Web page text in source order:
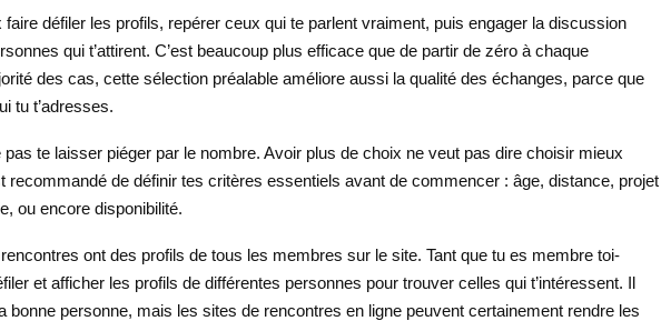
défiler les profils, repérer ceux qui te parlent vraiment, puis engager la discussion
qui t’attirent. C’est beaucoup plus efficace que de partir de zéro à chaque
des cas, cette sélection préalable améliore aussi la qualité des échanges, parce que
tu t’adresses.
pas te laisser piéger par le nombre. Avoir plus de choix ne veut pas dire choisir mieux
recommandé de définir tes critères essentiels avant de commencer : âge, distance, projet
ou encore disponibilité.
ont des profils de tous les membres sur le site. Tant que tu es membre toi-
et afficher les profils de différentes personnes pour trouver celles qui t’intéressent. Il
bonne personne, mais les sites de rencontres en ligne peuvent certainement rendre les